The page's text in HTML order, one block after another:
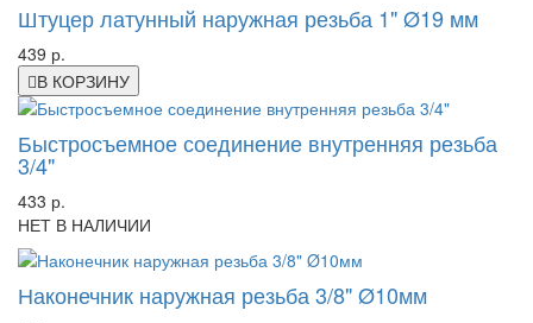
Штуцер латунный наружная резьба 1" Ø19 мм
439 р.
В КОРЗИНУ
Быстросъемное соединение внутренняя резьба
3/4"
433 р.
НЕТ В НАЛИЧИИ
Наконечник наружная резьба 3/8" Ø10мм